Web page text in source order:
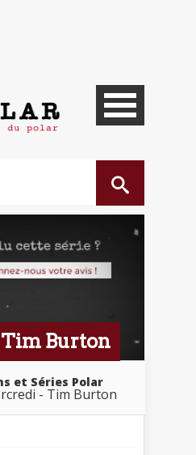
Burton
et Séries Polar
- Tim Burton